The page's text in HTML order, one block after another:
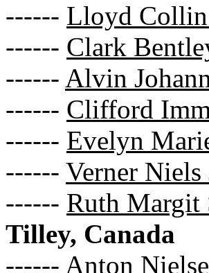
------ Lloyd Collin
------ Clark
------ Alvin
------ Clifford
------ Evelyn
------ Verner Niels
------ Ruth Margit
Tilley, Canada
------ Anton